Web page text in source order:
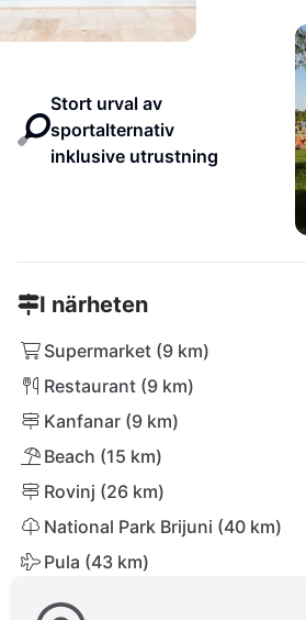
Stort urval av
sportalternativ
inklusive utrustning
I närheten
Supermarket (9 km)
Restaurant (9 km)
Kanfanar (9 km)
Beach (15 km)
Rovinj (26 km)
National Park Brijuni (40 km)
Pula (43 km)